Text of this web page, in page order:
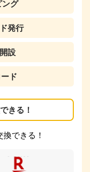
ング
発行
設
ド
きる！
できる！